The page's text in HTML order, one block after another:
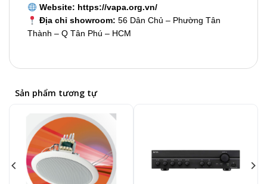
Website: https://vapa.org.vn/
Địa chỉ showroom: 56 Dân Chủ – Phường Tân
Thành – Q Tân Phú – HCM
Sản phẩm tương tự